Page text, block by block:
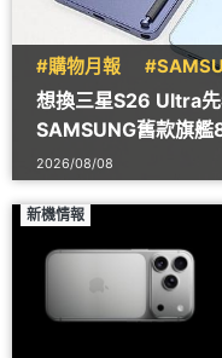
#購物月報
想換三星S26 Ultra先
SAMSUNG舊款旗艦
2026/08/08
新機情報